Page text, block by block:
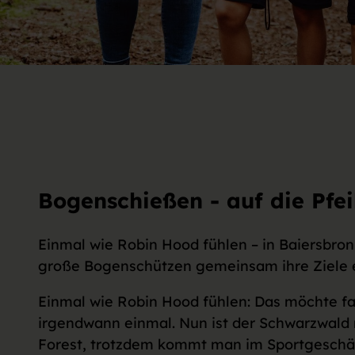
Bogenschießen - auf die
Einmal wie Robin Hood fühlen – in
große Bogenschützen gemeinsam ihre Ziele
Einmal wie Robin Hood fühlen: Das möchte
irgendwann einmal. Nun ist der
Forest, trotzdem kommt man im